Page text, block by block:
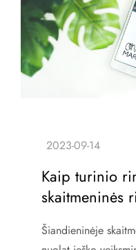
Kaip turinio
skaitmeninės
Šiandieninėje